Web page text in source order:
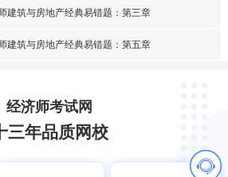
建筑与房地产经典易错题：第三章
建筑与房地产经典易错题：第五章
经济师考试网
三年品质网校